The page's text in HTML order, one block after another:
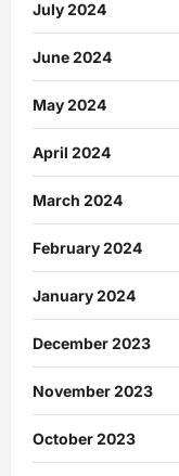
July 2024
June 2024
May 2024
April 2024
March 2024
February 2024
January 2024
December 2023
November 2023
October 2023